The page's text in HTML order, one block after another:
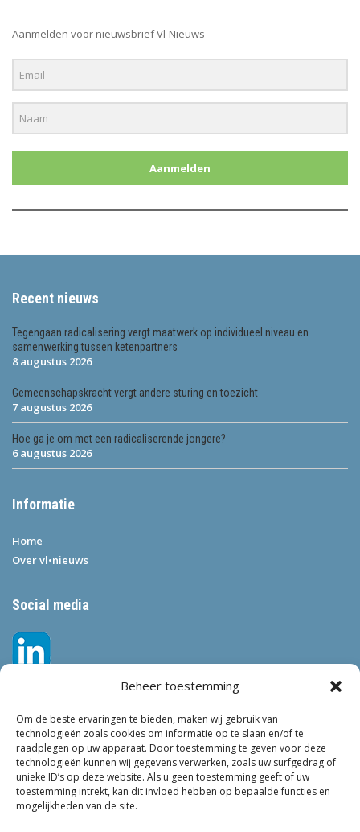
Beheer toestemming
Om de beste ervaringen te bieden, maken wij gebruik van
technologieën zoals cookies om informatie op te slaan en/of te
raadplegen op uw apparaat. Door toestemming te geven voor deze
technologieën kunnen wij gegevens verwerken, zoals uw surfgedrag of
unieke ID’s op deze website. Als u geen toestemming geeft of uw
toestemming intrekt, kan dit invloed hebben op bepaalde functies en
mogelijkheden van de site.
Aanmelden voor nieuwsbrief Vl-Nieuws
Aanmelden
Recent nieuws
Tegengaan radicalisering vergt maatwerk op individueel niveau en
samenwerking tussen ketenpartners
8 augustus 2026
Gemeenschapskracht vergt andere sturing en toezicht
7 augustus 2026
Hoe ga je om met een radicaliserende jongere?
6 augustus 2026
Informatie
Home
Over vl•nieuws
Social media
Tags
VEILIGHEID LEEFBAARHEID